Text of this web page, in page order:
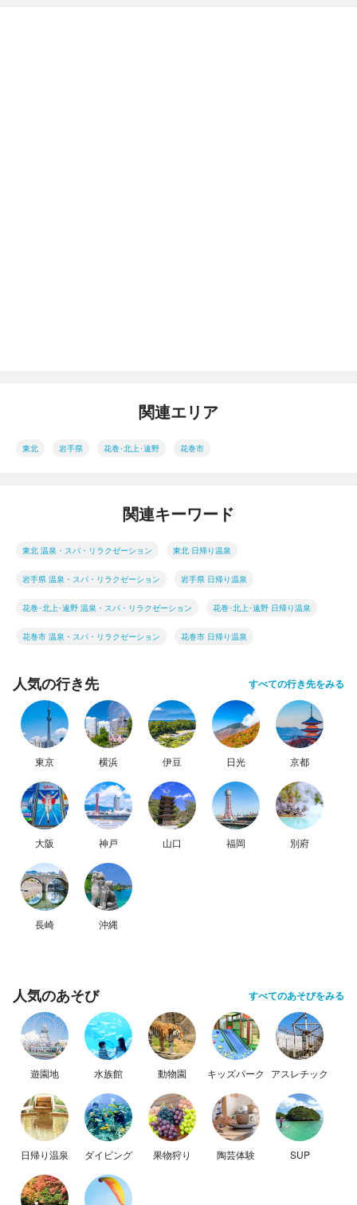
関連エリア
東北 岩手県 花巻･北上･遠野 花巻市
関連キーワード
東北 温泉・スパ・リラクゼーション 東北 日帰り温泉
岩手県 温泉・スパ・リラクゼーション 岩手県 日帰り温泉
花巻･北上･遠野 温泉・スパ・リラクゼーション 花巻･北上･遠野 日帰り温泉
花巻市 温泉・スパ・リラクゼーション 花巻市 日帰り温泉
人気の行き先 すべての行き先をみる
東京 横浜 伊豆 日光 京都
大阪 神戸 山口 福岡 別府
長崎 沖縄
人気のあそび すべてのあそびをみる
遊園地 水族館 動物園 キッズパーク アスレチック
日帰り温泉 ダイビング 果物狩り 陶芸体験 SUP